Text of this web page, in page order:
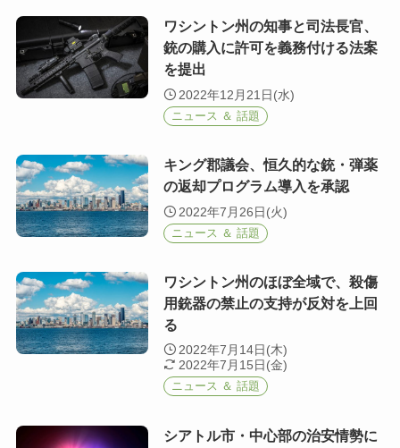
ワシントン州の知事と司法長官、
銃の購入に許可を義務付ける法案
を提出
2022年12月21日(水)
ニュース ＆ 話題
キング郡議会、恒久的な銃・弾薬
の返却プログラム導入を承認
2022年7月26日(火)
ニュース ＆ 話題
ワシントン州のほぼ全域で、殺傷
用銃器の禁止の支持が反対を上回
る
2022年7月14日(木)
2022年7月15日(金)
ニュース ＆ 話題
シアトル市・中心部の治安情勢に